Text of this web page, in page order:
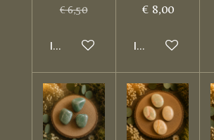
€ 6,50
In winkelwagen
€ 8,00
In winkelwagen